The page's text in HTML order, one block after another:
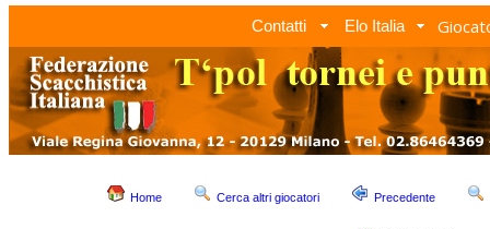
Contatti Elo Italia
Home Cerca altri giocatori Precedente